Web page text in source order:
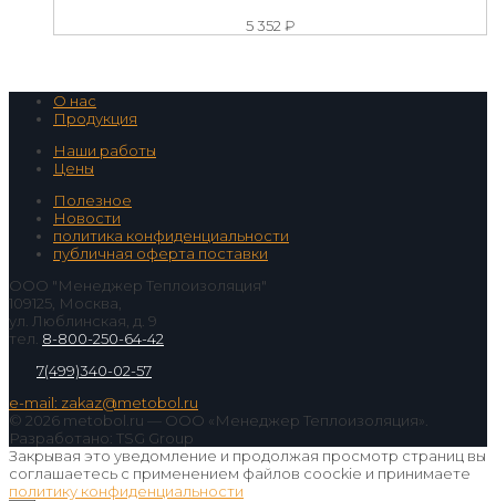
5 352 ₽
О нас
Продукция
Наши работы
Цены
Полезное
Новости
политика конфиденциальности
публичная оферта поставки
ООО "Менеджер Теплоизоляция"
109125, Москва,
ул. Люблинская, д. 9
тел. 8-800-250-64-42
7(499)340-02-57
e-mail: zakaz@metobol.ru
© 2026 metobol.ru — ООО «Менеджер Теплоизоляция».
Разработано: TSG Group
Закрывая это уведомление и продолжая просмотр страниц вы
соглашаетесь с применением файлов coockie и принимаете
политику конфиденциальности